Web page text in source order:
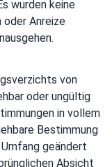
wurden keine
oder Anreize
von
oder ungültig
in vollem
Bestimmung
geändert
Absicht